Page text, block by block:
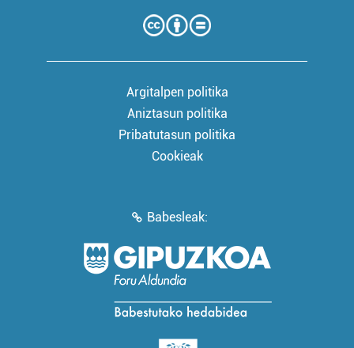
Argitalpen politika
Aniztasun politika
Pribatutasun politika
Cookieak
Babesleak: